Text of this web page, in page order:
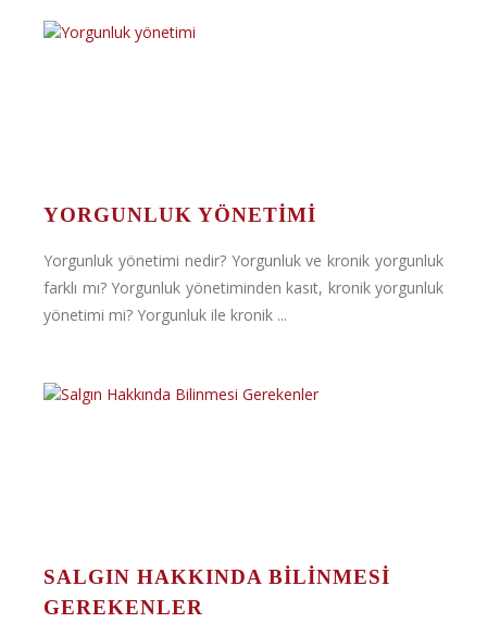
YORGUNLUK YÖNETIMI
Yorgunluk yönetimi nedir? Yorgunluk ve kronik yorgunluk
farklı mı? Yorgunluk yönetiminden kasıt, kronik yorgunluk
yönetimi mi? Yorgunluk ile kronik ...
SALGIN HAKKINDA BILINMESI
GEREKENLER